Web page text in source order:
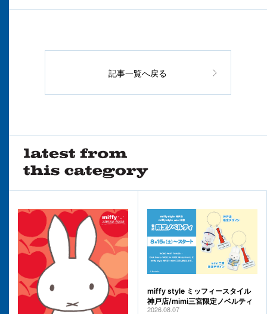
記事一覧へ戻る
miffy style ミッフィースタイル
神戸店/mimi三宮限定ノベルティ
2026.08.07